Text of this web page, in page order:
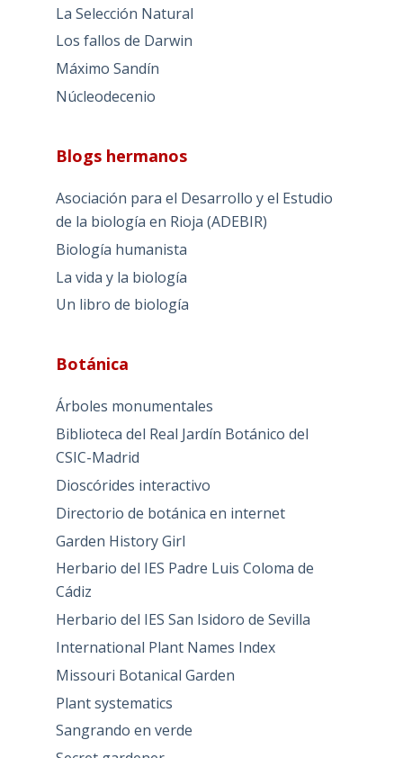
La Selección Natural
Los fallos de Darwin
Máximo Sandín
Núcleodecenio
Blogs hermanos
Asociación para el Desarrollo y el Estudio
de la biología en Rioja (ADEBIR)
Biología humanista
La vida y la biología
Un libro de biología
Botánica
Árboles monumentales
Biblioteca del Real Jardín Botánico del
CSIC-Madrid
Dioscórides interactivo
Directorio de botánica en internet
Garden History Girl
Herbario del IES Padre Luis Coloma de
Cádiz
Herbario del IES San Isidoro de Sevilla
International Plant Names Index
Missouri Botanical Garden
Plant systematics
Sangrando en verde